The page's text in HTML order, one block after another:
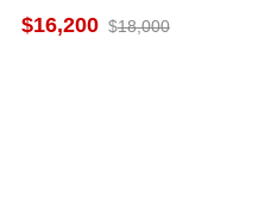
遙控吸頂燈
16,200 18,000